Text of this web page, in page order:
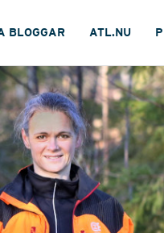
BLOGGAR ATL.NU